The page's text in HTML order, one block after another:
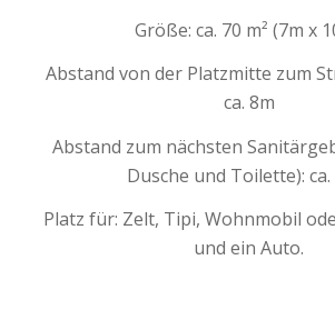
Größe: ca. 70 m² (7m x
Abstand von der Platzmitte zum
ca. 8m
Abstand zum nächsten
Dusche und Toilette): ca.
Platz für: Zelt, Tipi, Wohnmobil
und ein Auto.